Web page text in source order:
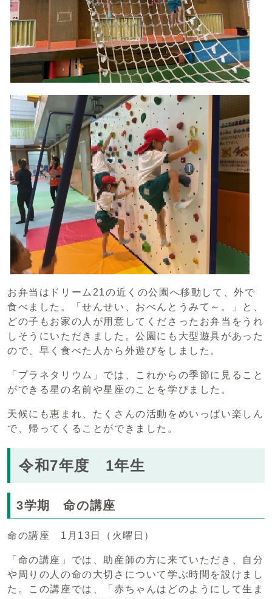
お弁当はドリーム21の近くの公園へ移動して、外で
食べました。「せんせい、おべんとうみて～。」と、
どの子もお家の人が用意してくださったお弁当をうれ
しそうにいただきました。公園にも大型遊具があった
ので、早く食べた人から外遊びをしました。
「プラネタリウム」では、これからの季節に見ること
ができる星の名前や星座のことを学びました。
天候にも恵まれ、たくさんの活動をめいっぱい楽しん
で、帰ってくることができました。
令和7年度 1年生
3学期 命の講座
命の講座 1月13日（火曜日）
「命の講座」では、助産師の方に来ていただき、自分
や周りの人の命の大切さについて学ぶ時間を設けまし
た。この講座では、「赤ちゃんはどのようにして生ま